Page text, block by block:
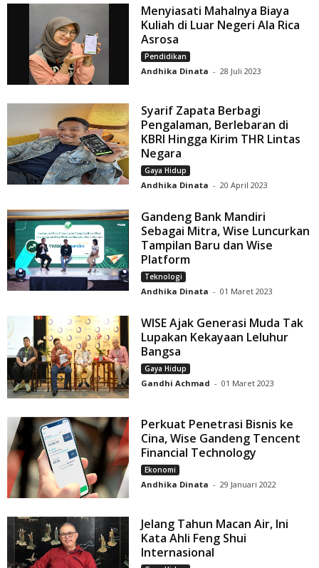
Menyiasati Mahalnya Biaya
Kuliah di Luar Negeri Ala Rica
Asrosa
Pendidikan
Andhika Dinata - 28 Juli 2023
Syarif Zapata Berbagi
Pengalaman, Berlebaran di
KBRI Hingga Kirim THR Lintas
Negara
Gaya Hidup
Andhika Dinata - 20 April 2023
Gandeng Bank Mandiri
Sebagai Mitra, Wise Luncurkan
Tampilan Baru dan Wise
Platform
Teknologi
Andhika Dinata - 01 Maret 2023
WISE Ajak Generasi Muda Tak
Lupakan Kekayaan Leluhur
Bangsa
Gaya Hidup
Gandhi Achmad - 01 Maret 2023
Perkuat Penetrasi Bisnis ke
Cina, Wise Gandeng Tencent
Financial Technology
Ekonomi
Andhika Dinata - 29 Januari 2022
Jelang Tahun Macan Air, Ini
Kata Ahli Feng Shui
Internasional